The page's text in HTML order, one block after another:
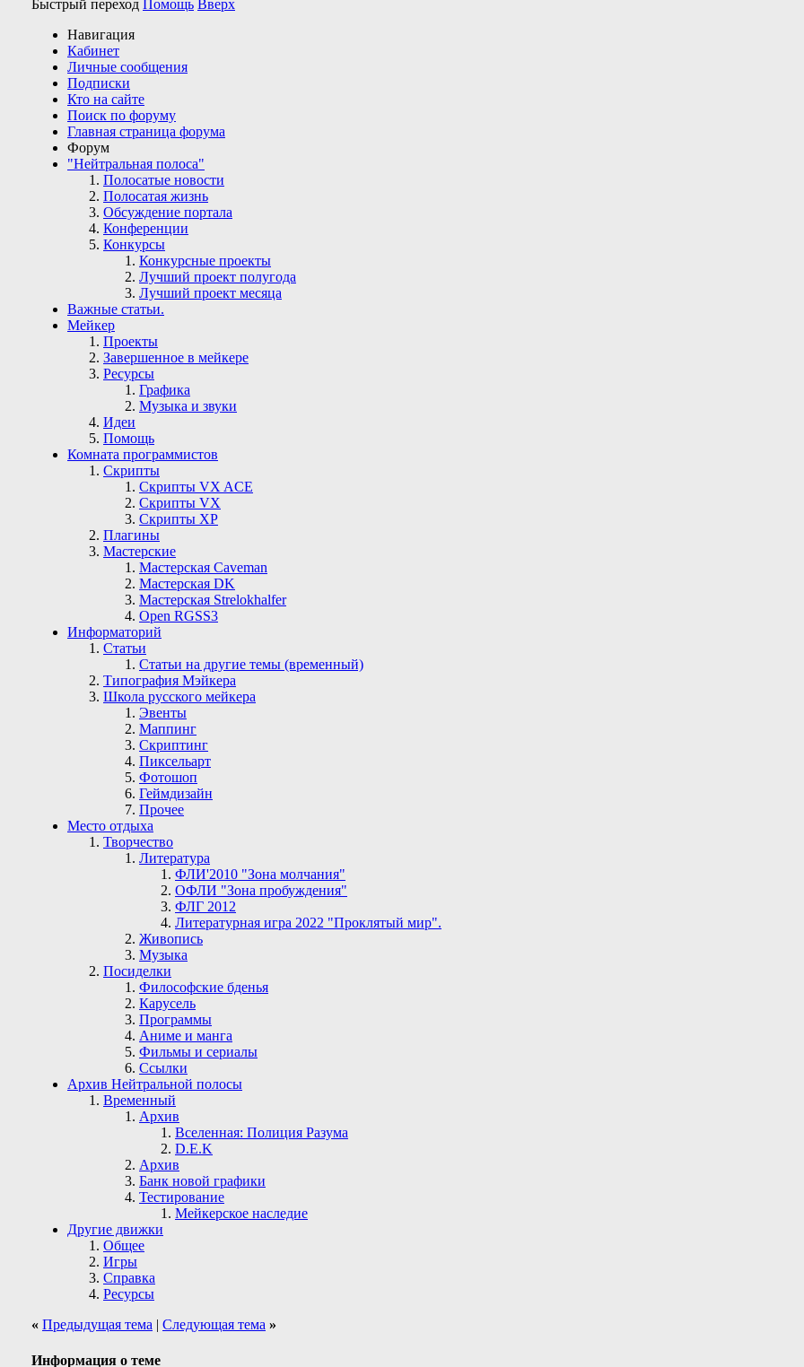
Быстрый переход Помощь Вверх
Навигация
Кабинет
Личные сообщения
Подписки
Кто на сайте
Поиск по форуму
Главная страница форума
Форум
"Нейтральная полоса"
Полосатые новости
Полосатая жизнь
Обсуждение портала
Конференции
Конкурсы
Конкурсные проекты
Лучший проект полугода
Лучший проект месяца
Важные статьи.
Мейкер
Проекты
Завершенное в мейкере
Ресурсы
Графика
Музыка и звуки
Идеи
Помощь
Комната программистов
Скрипты
Скрипты VX ACE
Скрипты VX
Скрипты ХР
Плагины
Мастерские
Мастерская Сaveman
Мастерская DK
Мастерская Strelokhalfer
Open RGSS3
Информаторий
Статьи
Статьи на другие темы (временный)
Типография Мэйкера
Школа русского мейкера
Эвенты
Маппинг
Скриптинг
Пиксельарт
Фотошоп
Геймдизайн
Прочее
Место отдыха
Творчество
Литература
ФЛИ'2010 "Зона молчания"
ОФЛИ "Зона пробуждения"
ФЛГ 2012
Литературная игра 2022 "Проклятый мир".
Живопись
Музыка
Посиделки
Философские бденья
Карусель
Программы
Аниме и манга
Фильмы и сериалы
Ссылки
Архив Нейтральной полосы
Временный
Архив
Вселенная: Полиция Разума
D.E.K
Архив
Банк новой графики
Тестирование
Мейкерское наследие
Другие движки
Общее
Игры
Справка
Ресурсы
« Предыдущая тема | Следующая тема »
Информация о теме